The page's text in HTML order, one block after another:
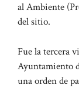
al Ambiente
del sitio.
Fue la tercera
Ayuntamiento
una orden de